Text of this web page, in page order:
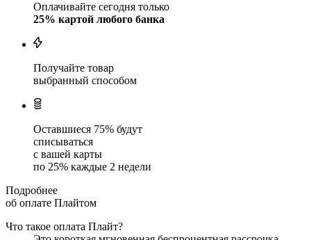
Оплачивайте сегодня только
25% картой любого банка
Получайте товар
выбранный способом
Оставшиеся 75% будут
списываться
с вашей карты
по 25% каждые 2 недели
Подробнее
об оплате Плайтом
Что такое оплата Плайт?